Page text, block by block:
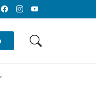
FacebookInstagramYoutube